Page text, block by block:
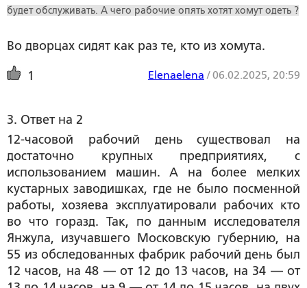
будет обслуживать. А чего рабочие опять хотят хомут одеть ?
Во дворцах сидят как раз те, кто из хомута.
1 Elenaelena /06.02.2025, 20:59
3. Ответ на 2
12-часовой рабочий день существовал на
достаточно крупных предприятиях, с
использованием машин. А на более мелких
кустарных заводишках, где не было посменной
работы, хозяева эксплуатировали рабочих кто
во что горазд. Так, по данным исследователя
Янжула, изучавшего Московскую губернию, на
55 из обследованных фабрик рабочий день был
12 часов, на 48 — от 12 до 13 часов, на 34 — от